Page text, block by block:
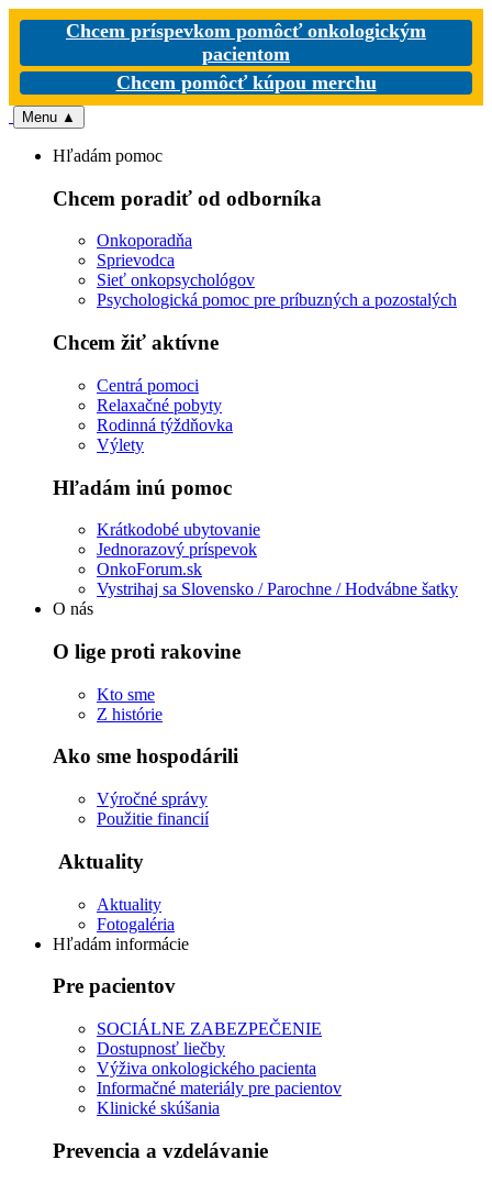
Chcem príspevkom pomôcť onkologickým
pacientom
Chcem pomôcť kúpou merchu
Menu ▲
Hľadám pomoc
Chcem poradiť od odborníka
Onkoporadňa
Sprievodca
Sieť onkopsychológov
Psychologická pomoc pre príbuzných a pozostalých
Chcem žiť aktívne
Centrá pomoci
Relaxačné pobyty
Rodinná týždňovka
Výlety
Hľadám inú pomoc
Krátkodobé ubytovanie
Jednorazový príspevok
OnkoForum.sk
Vystrihaj sa Slovensko / Parochne / Hodvábne šatky
O nás
O lige proti rakovine
Kto sme
Z histórie
Ako sme hospodárili
Výročné správy
Použitie financií
Aktuality
Aktuality
Fotogaléria
Hľadám informácie
Pre pacientov
SOCIÁLNE ZABEZPEČENIE
Dostupnosť liečby
Výživa onkologického pacienta
Informačné materiály pre pacientov
Klinické skúšania
Prevencia a vzdelávanie